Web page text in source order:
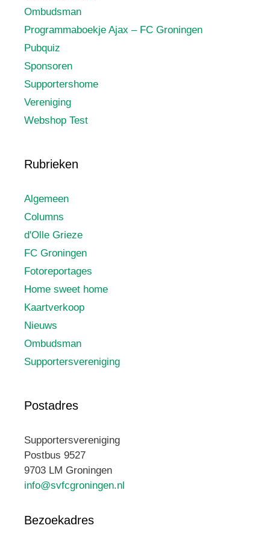
Ombudsman
Programmaboekje Ajax – FC Groningen
Pubquiz
Sponsoren
Supportershome
Vereniging
Webshop Test
Rubrieken
Algemeen
Columns
d'Olle Grieze
FC Groningen
Fotoreportages
Home sweet home
Kaartverkoop
Nieuws
Ombudsman
Supportersvereniging
Postadres
Supportersvereniging
Postbus 9527
9703 LM Groningen
info@svfcgroningen.nl
Bezoekadres